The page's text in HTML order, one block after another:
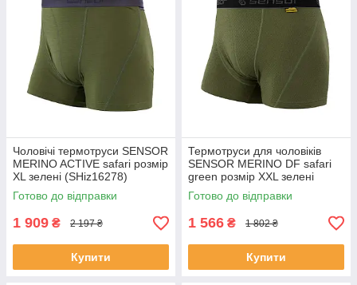
Чоловічі термотруси SENSOR
MERINO ACTIVE safari розмір
XL зелені (SHiz16278)
Готово до відправки
1 909 ₴ 2 197 ₴
Купити
Термотруси для чоловіків
SENSOR MERINO DF safari
green розмір XXL зелені
(SHiz16290)
Готово до відправки
1 566 ₴ 1 802 ₴
Купити